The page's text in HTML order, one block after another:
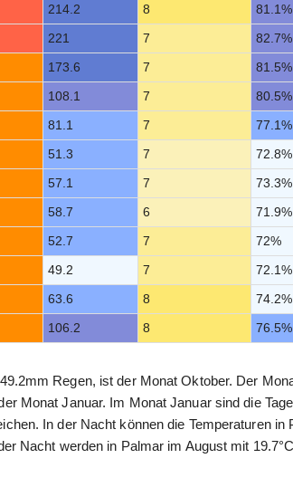
214.2 8 81.1%
221 7 82.7%
173.6 7 81.5%
108.1 7 80.5%
81.1 7 77.1%
51.3 7 72.8%
57.1 7 73.3%
58.7 6 71.9%
52.7 7 72%
49.2 7 72.1%
63.6 8 74.2%
106.2 8 76.5%
Regen, ist der Monat Oktober. Der
Monat Januar. Im Monat Januar sind die
In der Nacht können die Temperaturen in
Nacht werden in Palmar im August mit